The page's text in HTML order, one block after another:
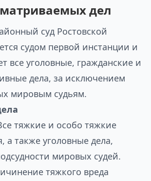
дел
суд Ростовской
судом первой инстанции и
все уголовные, гражданские и
дела, за исключением
мировым судьям.
тяжкие и особо тяжкие
а также уголовные дела,
мировых судей.
тяжкого вреда